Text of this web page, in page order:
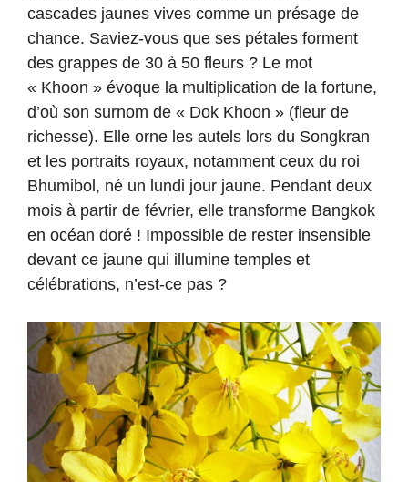
cascades jaunes vives comme un présage de
chance. Saviez-vous que ses pétales forment
des grappes de 30 à 50 fleurs ? Le mot
« Khoon » évoque la multiplication de la fortune,
d’où son surnom de « Dok Khoon » (fleur de
richesse). Elle orne les autels lors du Songkran
et les portraits royaux, notamment ceux du roi
Bhumibol, né un lundi jour jaune. Pendant deux
mois à partir de février, elle transforme Bangkok
en océan doré ! Impossible de rester insensible
devant ce jaune qui illumine temples et
célébrations, n’est-ce pas ?